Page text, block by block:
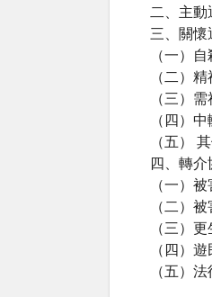
二、主動
三、關懷
（一）
（二）
（三）需
（四）中
（五）
四、轉
（一）
（二）
（三）
（四）
（五）